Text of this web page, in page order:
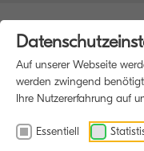
Auf unserer Webseite
werden zwingend
Ihre Nutzererfahrung auf
Essentiell